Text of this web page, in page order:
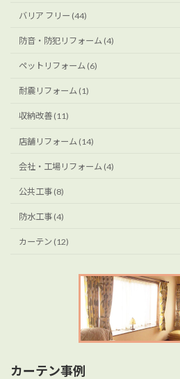
バリア フリー (44)
防音・防犯リフォーム (4)
ペットリフォーム (6)
耐震リフォーム (1)
収納改善 (11)
店舗リフォーム (14)
会社・工場リフォーム (4)
公共工事 (8)
防水工事 (4)
カーテン (12)
カーテン事例